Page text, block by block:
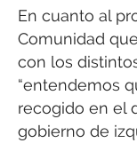
En cuanto al
Comunidad
con los
“entendemos
recogido en el
gobierno de